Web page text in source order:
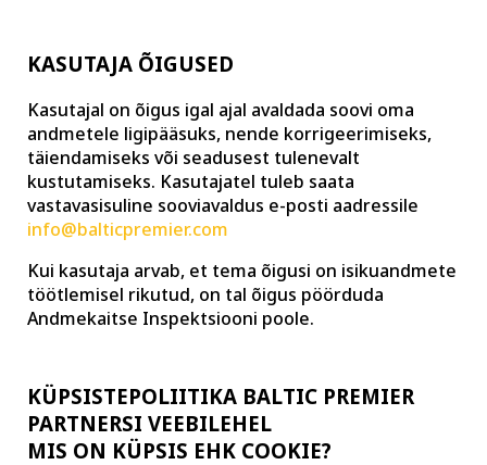
KASUTAJA ÕIGUSED
Kasutajal on õigus igal ajal avaldada soovi oma
andmetele ligipääsuks, nende korrigeerimiseks,
täiendamiseks või seadusest tulenevalt
kustutamiseks. Kasutajatel tuleb saata
vastavasisuline sooviavaldus e-posti aadressile
info@balticpremier.com
Kui kasutaja arvab, et tema õigusi on isikuandmete
töötlemisel rikutud, on tal õigus pöörduda
Andmekaitse Inspektsiooni poole.
KÜPSISTEPOLIITIKA BALTIC PREMIER
PARTNERSI VEEBILEHEL
MIS ON KÜPSIS EHK COOKIE?